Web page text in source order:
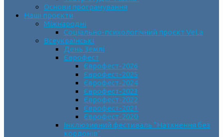
Основи програмування
Наші проєкти
Міжнародні
Соціально-психологічний проєкт VeLa
Всеукраїнські
День Землі
Єврофест
Єврофест-2026
Єврофест-2025
Єврофест-2024
Єврофест-2023
Єврофест-2022
Єврофест-2021
Єврофест-2020
Інклюзивний фестиваль “Натхнення без
кордонів”